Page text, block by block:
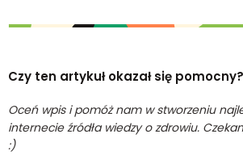
Czy ten artykuł okazał się pomocny?
Oceń wpis i pomóż nam w stworzeniu
internecie źródła wiedzy o zdrowiu.
:)